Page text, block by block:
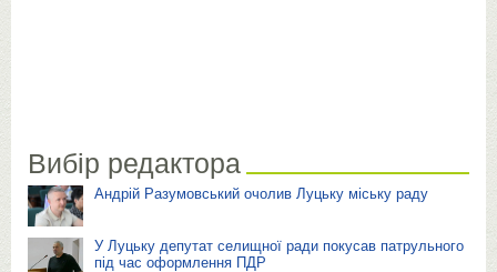
Вибір редактора
Андрій Разумовський очолив Луцьку міську раду
У Луцьку депутат селищної ради покусав патрульного
під час оформлення ПДР